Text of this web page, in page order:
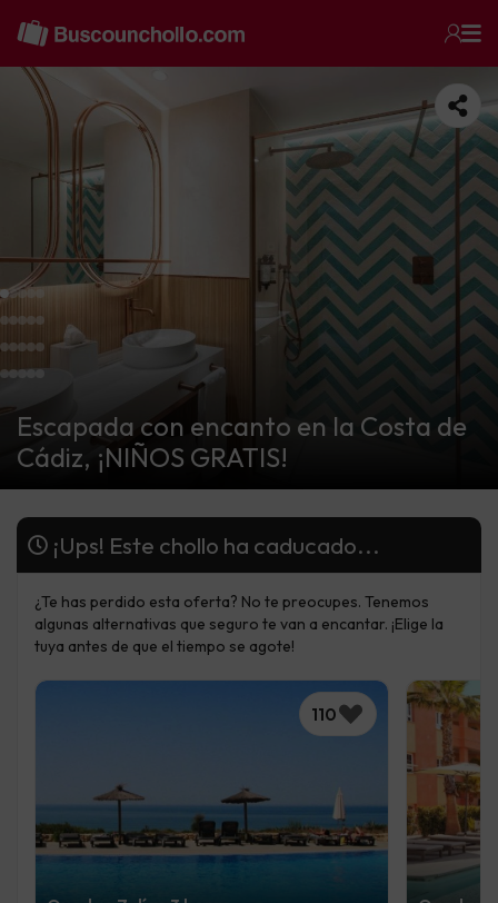
Escapada con encanto en la Costa de
Cádiz, ¡NIÑOS GRATIS!
¡Ups! Este chollo ha caducado...
¿Te has perdido esta oferta? No te preocupes. Tenemos
algunas alternativas que seguro te van a encantar. ¡Elige la
tuya antes de que el tiempo se agote!
110